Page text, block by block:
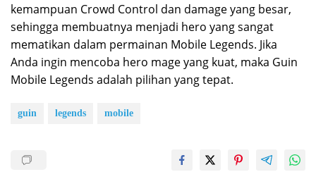
kemampuan Crowd Control dan damage yang besar,
sehingga membuatnya menjadi hero yang sangat
mematikan dalam permainan Mobile Legends. Jika
Anda ingin mencoba hero mage yang kuat, maka Guin
Mobile Legends adalah pilihan yang tepat.
guin legends mobile